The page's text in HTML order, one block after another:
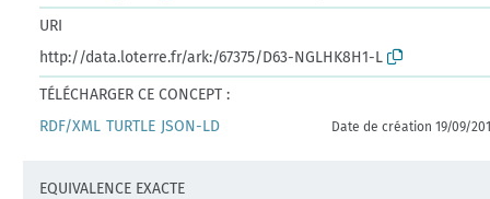
URI
http://data.loterre.fr/ark:/67375/D63-NGLHK8H1-L
TÉLÉCHARGER CE CONCEPT :
RDF/XML TURTLE JSON-LD Date de création 19/09/
EQUIVALENCE EXACTE